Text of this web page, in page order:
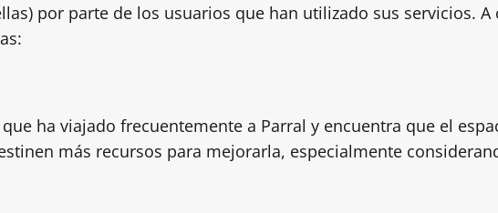
por parte de los usuarios que han utilizado sus servicios.
ha viajado frecuentemente a Parral y encuentra que el
más recursos para mejorarla, especialmente